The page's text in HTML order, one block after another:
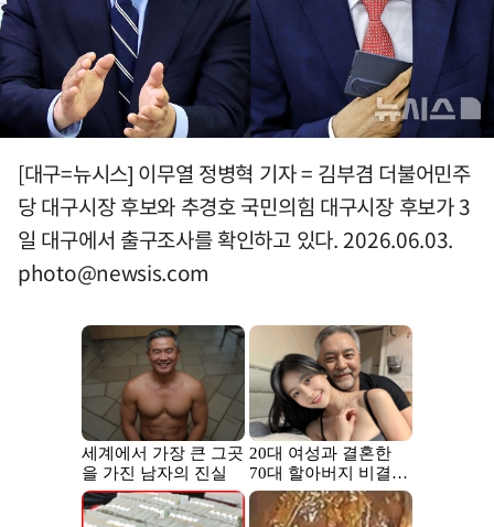
[대구=뉴시스] 이무열 정병혁 기자 = 김부겸 더불어민주
당 대구시장 후보와 추경호 국민의힘 대구시장 후보가 3
일 대구에서 출구조사를 확인하고 있다. 2026.06.03.
photo@newsis.com